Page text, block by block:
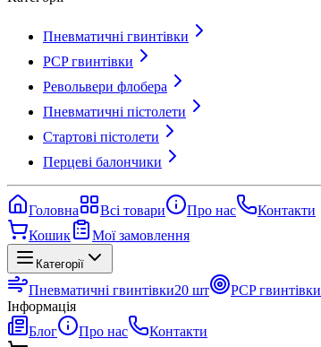
Пневматичні гвинтівки
PCP гвинтівки
Револьвери флобера
Пневматичні пістолети
Стартові пістолети
Перцеві балончики
Головна Всі товари Про нас
Контакти
Кошик
Мої замовлення
Категорії
Пневматичні гвинтівки20 шт PCP гвинтівки
Інформація
Блог
Про нас
Контакти